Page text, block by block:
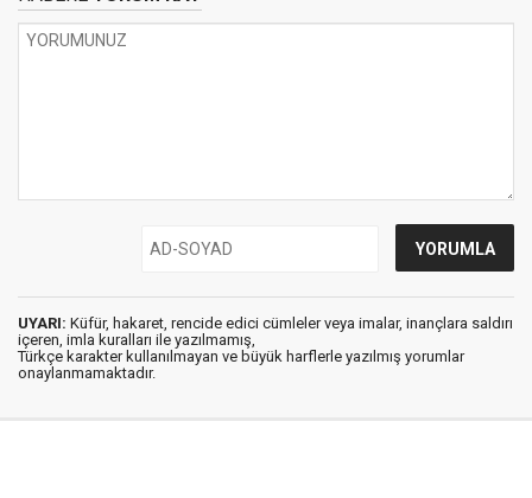
UYARI: Küfür, hakaret, rencide edici cümleler veya imalar, inançlara saldırı
içeren, imla kuralları ile yazılmamış,
Türkçe karakter kullanılmayan ve büyük harflerle yazılmış yorumlar
onaylanmamaktadır.